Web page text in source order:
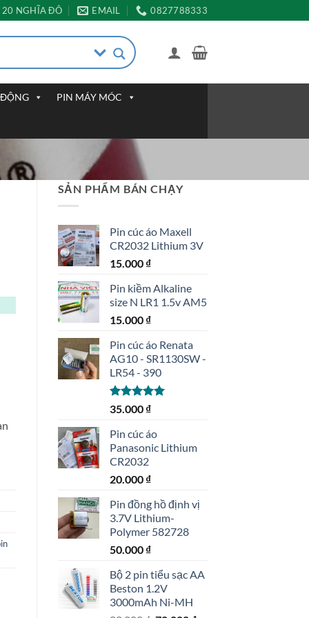
20 NGHĨA ĐÔ EMAIL 0827788333
PIN MÁY MÓC
SẢN PHẨM BÁN CHẠY
Pin cúc áo Maxell
CR2032 Lithium 3V
15.000 ₫
Pin kiềm Alkaline
size N LR1 1.5v AM5
15.000 ₫
Pin cúc áo Renata
AG10 - SR1130SW -
LR54 - 390
Được xếp
5 sao
35.000 ₫
Pin cúc áo
Panasonic Lithium
CR2032
20.000 ₫
Pin đồng hồ định vị
3.7V Lithium-
Polymer 582728
50.000 ₫
Bộ 2 pin tiểu sạc AA
Beston 1.2V
3000mAh Ni-MH